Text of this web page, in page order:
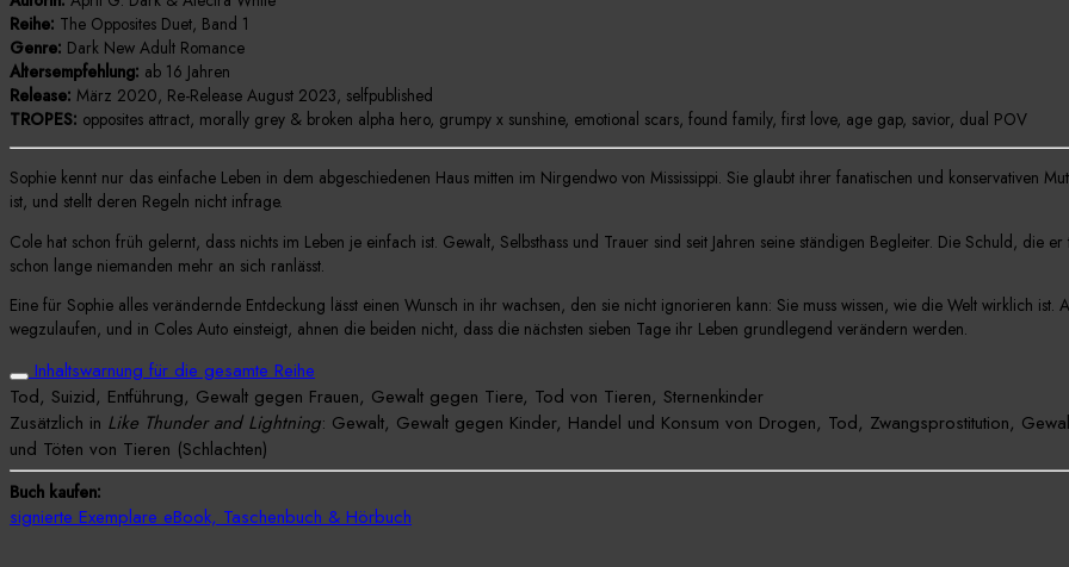
Reihe: The Opposites Duet, Band 1
Genre: Dark New Adult Romance
Altersempfehlung: ab 16 Jahren
Release: März 2020, Re-Release August 2023, selfpublished
TROPES: opposites attract, morally grey & broken alpha hero, grumpy x sunshine, emotional scars, found family, first love, age gap, savior, dual POV
Sophie kennt nur das einfache Leben in dem abgeschiedenen Haus mitten im Nirgendwo von Mississippi. Sie glaubt ihrer fanatischen und konservativen
ist, und stellt deren Regeln nicht infrage.
Cole hat schon früh gelernt, dass nichts im Leben je einfach ist. Gewalt, Selbsthass und Trauer sind seit Jahren seine ständigen Begleiter. Die Schuld, die
schon lange niemanden mehr an sich ranlässt.
Eine für Sophie alles verändernde Entdeckung lässt einen Wunsch in ihr wachsen, den sie nicht ignorieren kann: Sie muss wissen, wie die Welt wirklich ist.
wegzulaufen, und in Coles Auto einsteigt, ahnen die beiden nicht, dass die nächsten sieben Tage ihr Leben grundlegend verändern werden.
Inhaltswarnung für die gesamte Reihe
Tod, Suizid, Entführung, Gewalt gegen Frauen, Gewalt gegen Tiere, Tod von Tieren, Sternenkinder
Zusätzlich in Like Thunder and Lightning: Gewalt, Gewalt gegen Kinder, Handel und Konsum von Drogen, Tod, Zwangsprostitution,
und Töten von Tieren (Schlachten)
Buch kaufen:
signierte Exemplare eBook, Taschenbuch & Hörbuch